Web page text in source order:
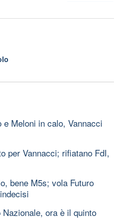
Meloni in calo, Vannacci
per Vannacci; rifiatano FdI,
bene M5s; vola Futuro
ora è il quinto